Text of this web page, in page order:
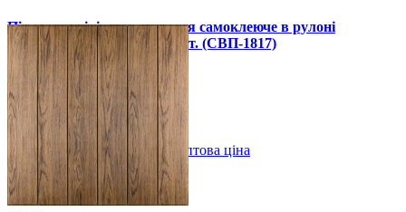
Підлогове вінілове покриття самоклеюче в рулоні
3000х600х1,5мм, ціна за 1 шт. (СВП-1817)
990 грн. 1390 грн.
Купити В закладки Оптова ціна